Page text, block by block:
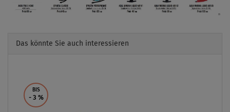
Das könnte Sie auch interessieren
BIS
- 3 %